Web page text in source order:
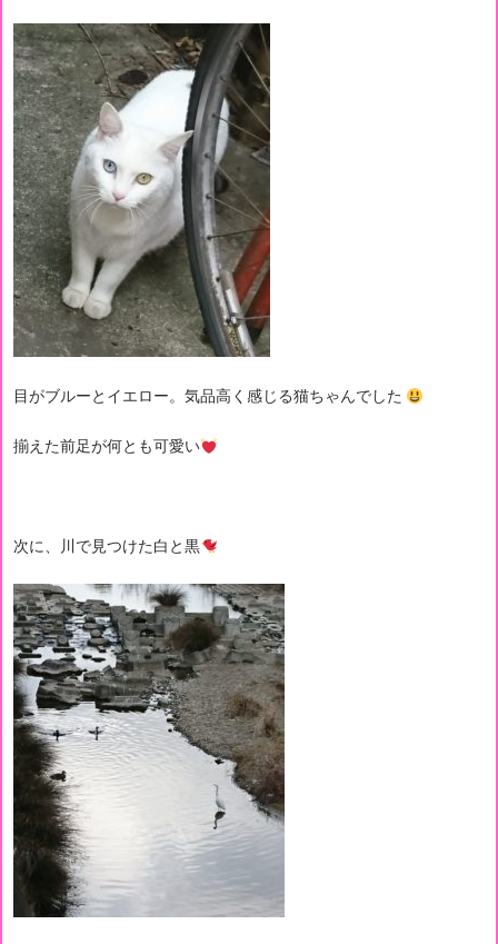
目がブルーとイエロー。気品高く感じる猫ちゃんでした
揃えた前足が何とも可愛い
次に、川で見つけた白と黒